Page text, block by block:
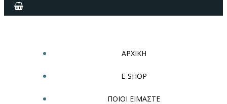
ΑΡΧΙΚΗ
E-SHOP
ΠΟΙΟΙ ΕΙΜΑΣΤΕ